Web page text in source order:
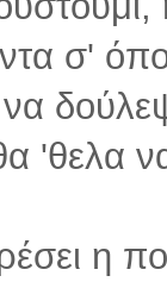
σ'
να
'θελα
η